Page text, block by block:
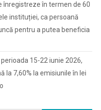
în termen de 60
instituției, ca persoană
pentru a putea beneficia
perioada 15-22 iunie 2026,
la 7,60% la emisiunile în lei